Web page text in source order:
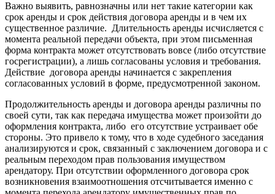
Важно выявить, равнозначны или нет такие категории как
срок аренды и срок действия договора аренды и в чем их
существенное различие. Длительность аренды исчисляется с
момента реальной передачи объекта, при этом письменная
форма контракта может отсутствовать вовсе (либо отсутствие
госрегистрации), а лишь согласованы условия и требования.
Действие договора аренды начинается с закрепления
согласованных условий в форме, предусмотренной законом.
Продолжительность аренды и договора аренды различны по
своей сути, так как передача имущества может произойти до
оформления контракта, либо его отсутствие устраивает обе
стороны. Это привело к тому, что в ходе судебного заседания
анализируются и срок, связанный с заключением договора и с
реальным переходом прав пользования имуществом
арендатору. При отсутствии оформленного договора срок
возникновения взаимоотношения отсчитывается именно с